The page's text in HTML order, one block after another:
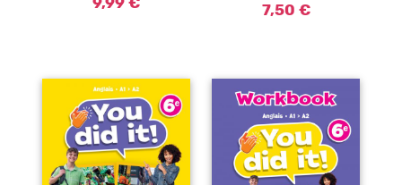
9,99 € 7,50 €